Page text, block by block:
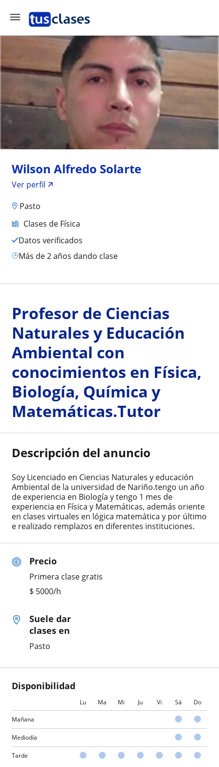
Wilson Alfredo Solarte
Ver perfil
Pasto
Clases de Física
Datos verificados
más de 2 años dando clase
Precio
Primera clase gratis
$ 5000/h
Suele dar
clases en
Pasto
Disponibilidad
Lu Ma Mi Ju Vi Sá Do
Mañana
Mediodía
Tarde
Profesor de Ciencias
Naturales y Educación
Ambiental con
conocimientos en Física,
Biología, Química y
Matemáticas.Tutor
Descripción del anuncio
Soy Licenciado en Ciencias Naturales y educación
Ambiental de la universidad de Nariño.tengo un año
de experiencia en Biología y tengo 1 mes de
experiencia en Física y Matemáticas, además oriente
en clases virtuales en lógica matemática y por último
e realizado remplazos en diferentes instituciones.